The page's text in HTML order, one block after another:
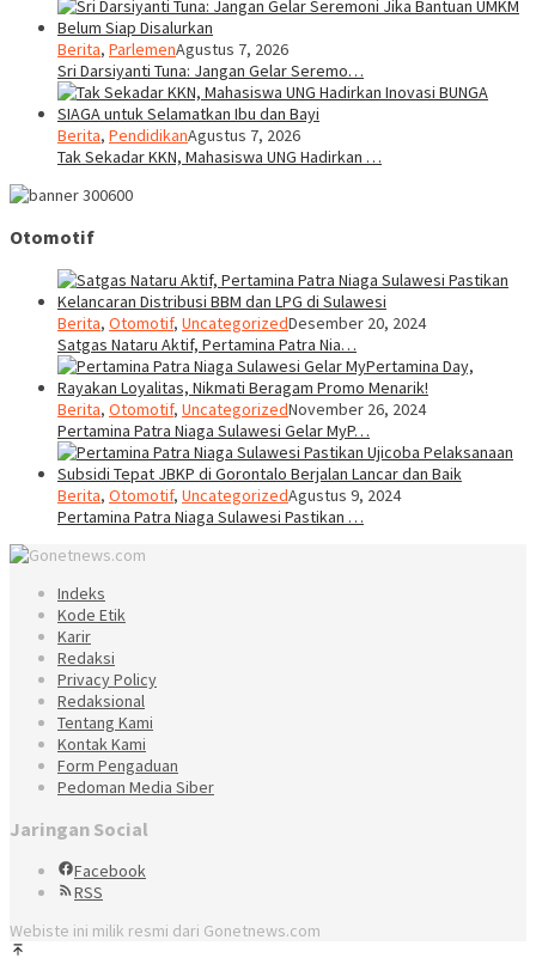
Berita, ParlemenAgustus 7, 2026
Sri Darsiyanti Tuna: Jangan Gelar Seremo…
Berita, PendidikanAgustus 7, 2026
Tak Sekadar KKN, Mahasiswa UNG Hadirkan …
Otomotif
Berita, Otomotif, UncategorizedDesember 20, 2024
Satgas Nataru Aktif, Pertamina Patra Nia…
Berita, Otomotif, UncategorizedNovember 26, 2024
Pertamina Patra Niaga Sulawesi Gelar MyP…
Berita, Otomotif, UncategorizedAgustus 9, 2024
Pertamina Patra Niaga Sulawesi Pastikan …
Indeks
Kode Etik
Karir
Redaksi
Privacy Policy
Redaksional
Tentang Kami
Kontak Kami
Form Pengaduan
Pedoman Media Siber
Jaringan Social
Facebook
RSS
Webiste ini milik resmi dari Gonetnews.com